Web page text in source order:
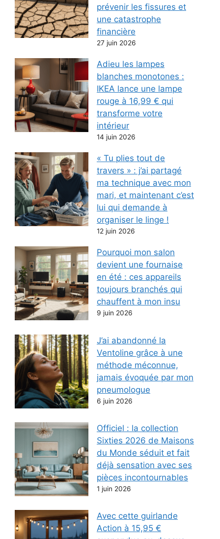
prévenir les fissures et
une catastrophe
financière
27 juin 2026
Adieu les lampes
blanches monotones :
IKEA lance une lampe
rouge à 16,99 € qui
transforme votre
intérieur
14 juin 2026
« Tu plies tout de
travers » : j’ai partagé
ma technique avec mon
mari, et maintenant c’est
lui qui demande à
organiser le linge !
12 juin 2026
Pourquoi mon salon
devient une fournaise
en été : ces appareils
toujours branchés qui
chauffent à mon insu
9 juin 2026
J’ai abandonné la
Ventoline grâce à une
méthode méconnue,
jamais évoquée par mon
pneumologue
6 juin 2026
Officiel : la collection
Sixties 2026 de Maisons
du Monde séduit et fait
déjà sensation avec ses
pièces incontournables
1 juin 2026
Avec cette guirlande
Action à 15,95 €